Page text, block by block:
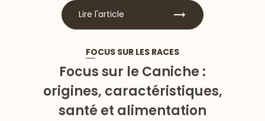
Lire l'article
FOCUS SUR LES RACES
Focus sur le Caniche :
origines, caractéristiques,
santé et alimentation